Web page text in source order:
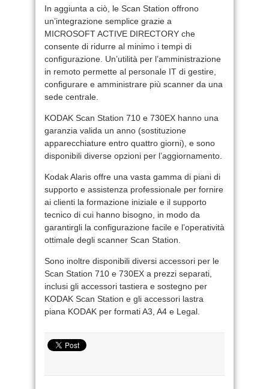
In aggiunta a ciò, le Scan Station offrono
un’integrazione semplice grazie a
MICROSOFT ACTIVE DIRECTORY che
consente di ridurre al minimo i tempi di
configurazione. Un’utilità per l’amministrazione
in remoto permette al personale IT di gestire,
configurare e amministrare più scanner da una
sede centrale.
KODAK Scan Station 710 e 730EX hanno una
garanzia valida un anno (sostituzione
apparecchiature entro quattro giorni), e sono
disponibili diverse opzioni per l’aggiornamento.
Kodak Alaris offre una vasta gamma di piani di
supporto e assistenza professionale per fornire
ai clienti la formazione iniziale e il supporto
tecnico di cui hanno bisogno, in modo da
garantirgli la configurazione facile e l’operatività
ottimale degli scanner Scan Station.
Sono inoltre disponibili diversi accessori per le
Scan Station 710 e 730EX a prezzi separati,
inclusi gli accessori tastiera e sostegno per
KODAK Scan Station e gli accessori lastra
piana KODAK per formati A3, A4 e Legal.